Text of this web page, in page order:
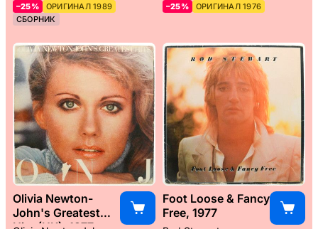
–25%
ОРИГИНАЛ 1989
СБОРНИК
–25% ОРИГИНАЛ 1976
Olivia Newton-
John's Greatest
Foot Loose & Fancy
Free, 1977